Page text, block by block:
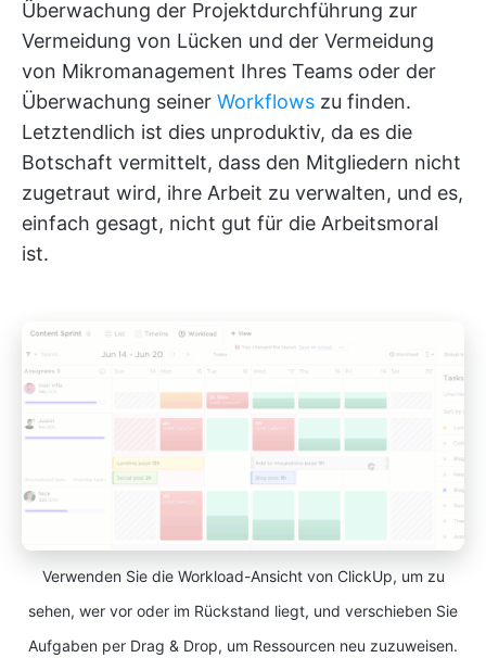
Überwachung der Projektdurchführung zur
Vermeidung von Lücken und der Vermeidung
von Mikromanagement Ihres Teams oder der
Überwachung seiner Workflows zu finden.
Letztendlich ist dies unproduktiv, da es die
Botschaft vermittelt, dass den Mitgliedern nicht
zugetraut wird, ihre Arbeit zu verwalten, und es,
einfach gesagt, nicht gut für die Arbeitsmoral
ist.
Verwenden Sie die Workload-Ansicht von ClickUp, um zu
sehen, wer vor oder im Rückstand liegt, und verschieben Sie
Aufgaben per Drag & Drop, um Ressourcen neu zuzuweisen.